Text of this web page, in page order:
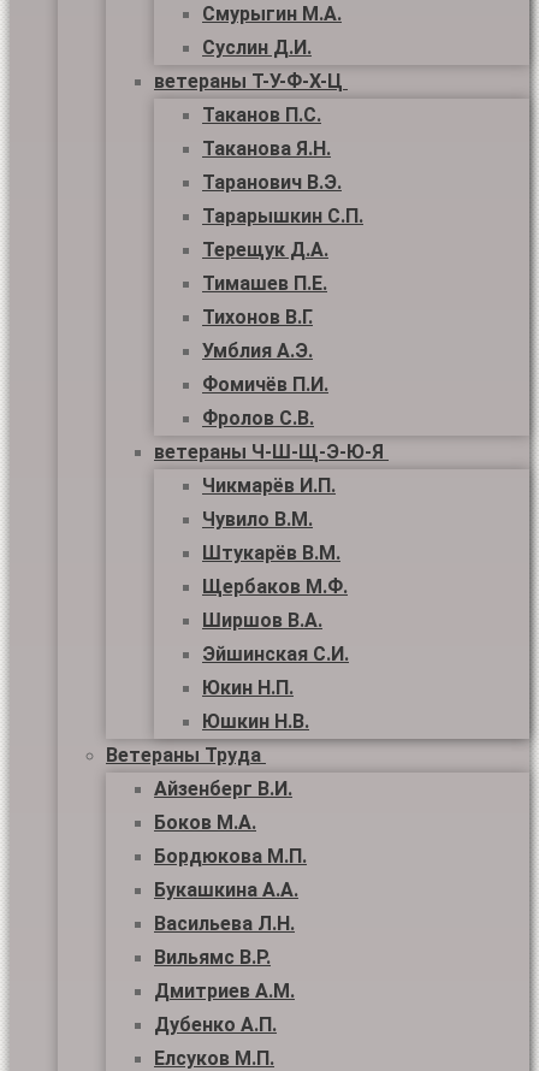
Смурыгин М.А.
Суслин Д.И.
ветераны Т-У-Ф-Х-Ц
Таканов П.С.
Таканова Я.Н.
Таранович В.Э.
Тарарышкин С.П.
Терещук Д.А.
Тимашев П.Е.
Тихонов В.Г.
Умблия А.Э.
Фомичёв П.И.
Фролов С.В.
ветераны Ч-Ш-Щ-Э-Ю-Я
Чикмарёв И.П.
Чувило В.М.
Штукарёв В.М.
Щербаков М.Ф.
Ширшов В.А.
Эйшинская С.И.
Юкин Н.П.
Юшкин Н.В.
Ветераны Труда
Айзенберг В.И.
Боков М.А.
Бордюкова М.П.
Букашкина А.А.
Васильева Л.Н.
Вильямс В.Р.
Дмитриев А.М.
Дубенко А.П.
Елсуков М.П.